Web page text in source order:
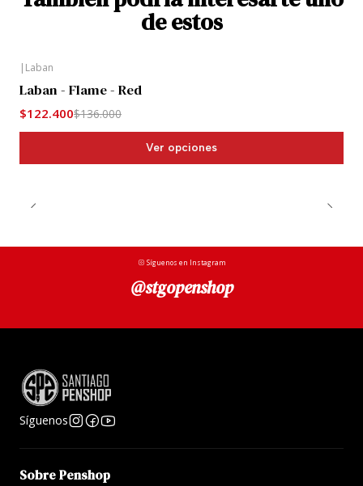
de estos
| Laban
Laban - Flame - Red
$122.400$136.000
Ver opciones
Síguenos en Instagram
@stgopenshop
Síguenos
Sobre Penshop